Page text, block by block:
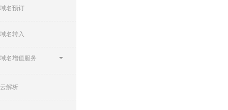
域名预订
域名转入
域名增值服务
云解析